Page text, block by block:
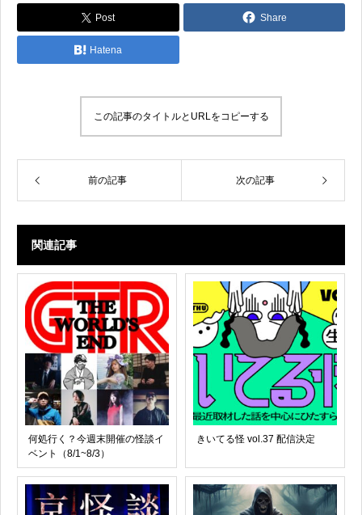
Post Share
Hatena
この記事のタイトルとURLをコピーする
前の記事 次の記事
関連記事
何処行く？今週末開催の怪談イ
ベント（8/1~8/3）
きいてる怪 vol.37 配信決定